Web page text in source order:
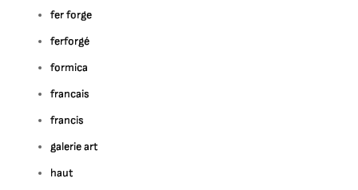
fer forge
ferforgé
formica
francais
francis
galerie art
haut